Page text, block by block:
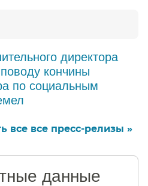
директора
кончины
по социальным
все все пресс-релизы »​​
данные​​